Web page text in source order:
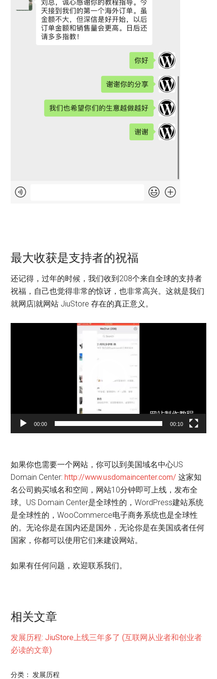
最大收获是支持者的祝福
还记得，过年的时候，我们收到208个来自全球的支持者
祝福，自己也觉得非常的惊讶，也非常高兴。这就是我们
就网店|就网站 JiuStore 存在的真正意义。
00:00 00:10
如果你也需要一个网站，你可以到美国域名中心US
Domain Center:http://www.usdomaincenter.com/ 这家知
名公司购买域名和空间，网站10分钟即可上线，发布全
球。US Domain Center是全球性的，WordPress建站系统
是全球性的，WooCommerce电子商务系统也是全球性
的。无论你是在国内还是国外，无论你是在美国或者任何
国家，你都可以使用它们来建设网站。
如果有任何问题，欢迎联系我们。
相关文章
发展历程: JiuStore上线三年多了 (互联网从业者和创业者
必读的文章)
分类： 发展历程